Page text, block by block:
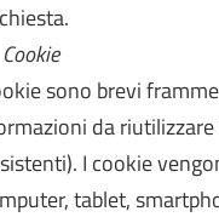
Cookie
sono brevi
da
I cookie
tablet,